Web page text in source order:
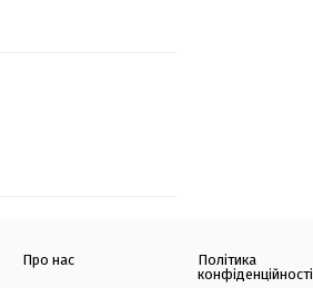
Про нас
Політика
конфіденційності